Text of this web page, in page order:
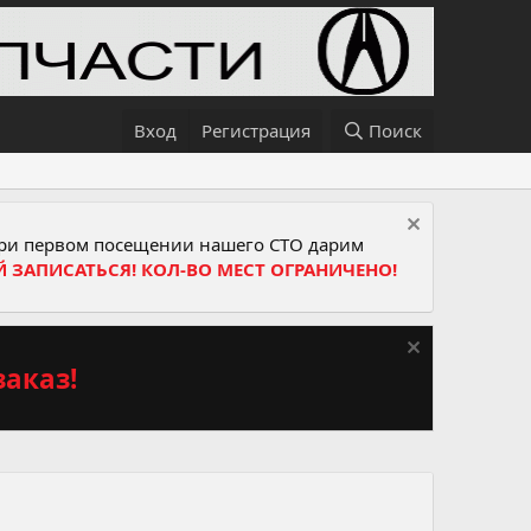
Вход Регистрация Поиск
первом посещении нашего СТО дарим
ЗАПИСАТЬСЯ! КОЛ-ВО МЕСТ ОГРАНИЧЕНО!